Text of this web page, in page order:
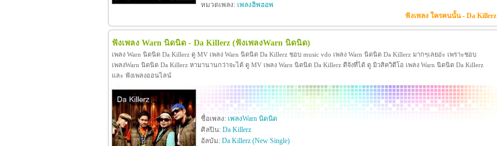
หมวดเพลง: เพลงฮิพฮอพ
ฟังเพลง ใครคนนั้น - Da Killerz
ฟังเพลง Warn นิดนิด - Da Killerz (ฟังเพลงWarn นิดนิด)
เพลง Warn นิดนิด Da Killerz ดู MV เพลง Warn นิดนิด Da Killerz ชอบ music vdo เพลง Warn นิดนิด Da Killerz มากๆเลยอ่ะ เพราะชอบ
เพลงWarn นิดนิด Da Killerz หามานานกว่าจะได้ ดู MV เพลง Warn นิดนิด Da Killerz ดีจังที่ได้ ดู มิวสิควิดีโอ เพลง Warn นิดนิด Da Killerz
และ ฟังเพลงออนไลน์
ชื่อเพลง: เพลงWarn นิดนิด
ศิลปิน: Da Killerz
อัลบัม: Da Killerz (New Single)